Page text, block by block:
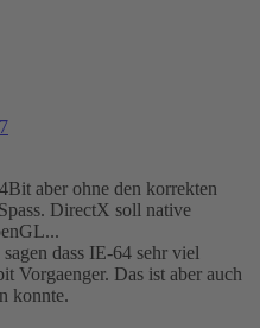
aber ohne den korrekten
DirectX soll native
dass IE-64 sehr viel
Vorgaenger. Das ist aber auch
konnte.